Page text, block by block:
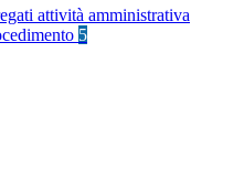
attività amministrativa
5